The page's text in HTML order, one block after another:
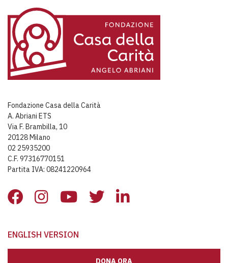
Fondazione Casa della Carità
A. Abriani ETS
Via F. Brambilla, 10
20128 Milano
02 25935200
C.F. 97316770151
Partita IVA: 08241220964
ENGLISH VERSION
DONA ORA